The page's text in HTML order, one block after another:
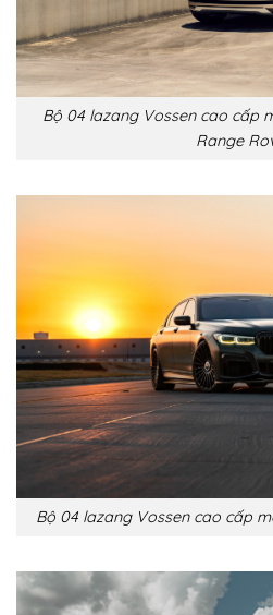
Bộ 04 lazang Vossen cao cấp
Range
Bộ 04 lazang Vossen cao cấp